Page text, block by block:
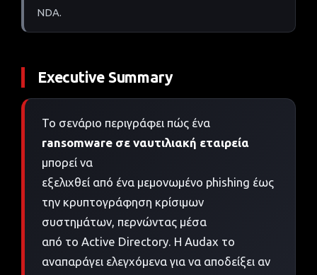
NDA.
Executive Summary
Το σενάριο περιγράφει πώς ένα
ransomware σε ναυτιλιακή εταιρεία
μπορεί να
εξελιχθεί από ένα μεμονωμένο phishing έως
την κρυπτογράφηση κρίσιμων
συστημάτων, περνώντας μέσα
από το Active Directory. Η Audax το
αναπαράγει ελεγχόμενα για να αποδείξει αν